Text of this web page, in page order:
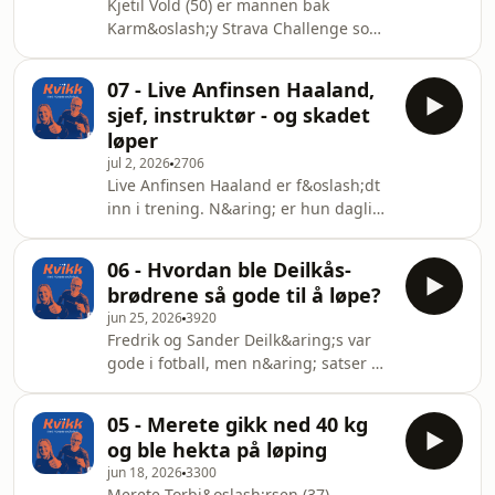
etterp&aring;. Vi gir r&aring;d om
ting man b&oslash;r tenke p&aring;
om man skal v&aelig;re med - eller
Kjetil Vold (50) er mannen bak
Karm&oslash;y Strava Challenge som
stil&oslash;ping blitt ekstra viktig for
ham, og sammen med Einar gir han
deg sine beste r&aring;d for &aring;
trives i terrenget.See
omnystudio.com/listener for privacy
information.
07 - Live Anfinsen Haaland,
sjef, instruktør - og skadet
løper
jul 2, 20262706
Live Anfinsen Haaland er f&oslash;dt
inn i trening. N&aring; er hun daglig
trening inn i en travel hverdag. Live
har blitt hekta p&aring; l&oslash;ping,
og h&aring;per en lei skade gir seg
f&oslash;r et planlagt maraton i
Budapest.See
omnystudio.com/listener for privacy
information.
06 - Hvordan ble Deilkås-
brødrene så gode til å løpe?
jun 25, 20263920
Fredrik og Sander Deilk&aring;s var
gode i fotball, men n&aring; satser de
langdistansel&oslash;perne i
regionen. De forteller hvordan de har
blitt det - og hva vi andre kan
05 - Merete gikk ned 40 kg
og ble hekta på løping
jun 18, 20263300